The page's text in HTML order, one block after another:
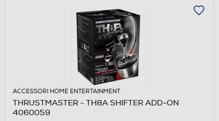
ACCESSORI HOME ENTERTAINMENT
THRUSTMASTER - TH8A SHIFTER ADD-ON
4060059